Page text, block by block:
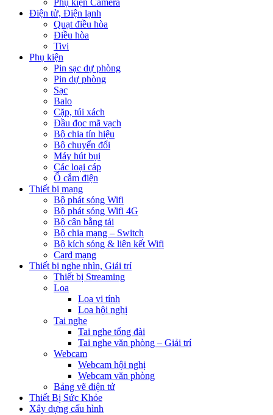
Phụ kiện Camera
Điện tử, Điện lạnh
Quạt điều hòa
Điều hòa
Tivi
Phụ kiện
Pin sạc dự phòng
Pin dự phòng
Sạc
Balo
Cặp, túi xách
Đầu đọc mã vạch
Bộ chia tín hiệu
Bộ chuyển đổi
Máy hút bụi
Các loại cáp
Ổ cắm điện
Thiết bị mạng
Bộ phát sóng Wifi
Bộ phát sóng Wifi 4G
Bộ cân bằng tải
Bộ chia mạng – Switch
Bộ kích sóng & liên kết Wifi
Card mạng
Thiết bị nghe nhìn, Giải trí
Thiết bị Streaming
Loa
Loa vi tính
Loa hội nghị
Tai nghe
Tai nghe tổng đài
Tai nghe văn phòng – Giải trí
Webcam
Webcam hội nghị
Webcam văn phòng
Bảng vẽ điện tử
Thiết Bị Sức Khỏe
Xây dựng cấu hình